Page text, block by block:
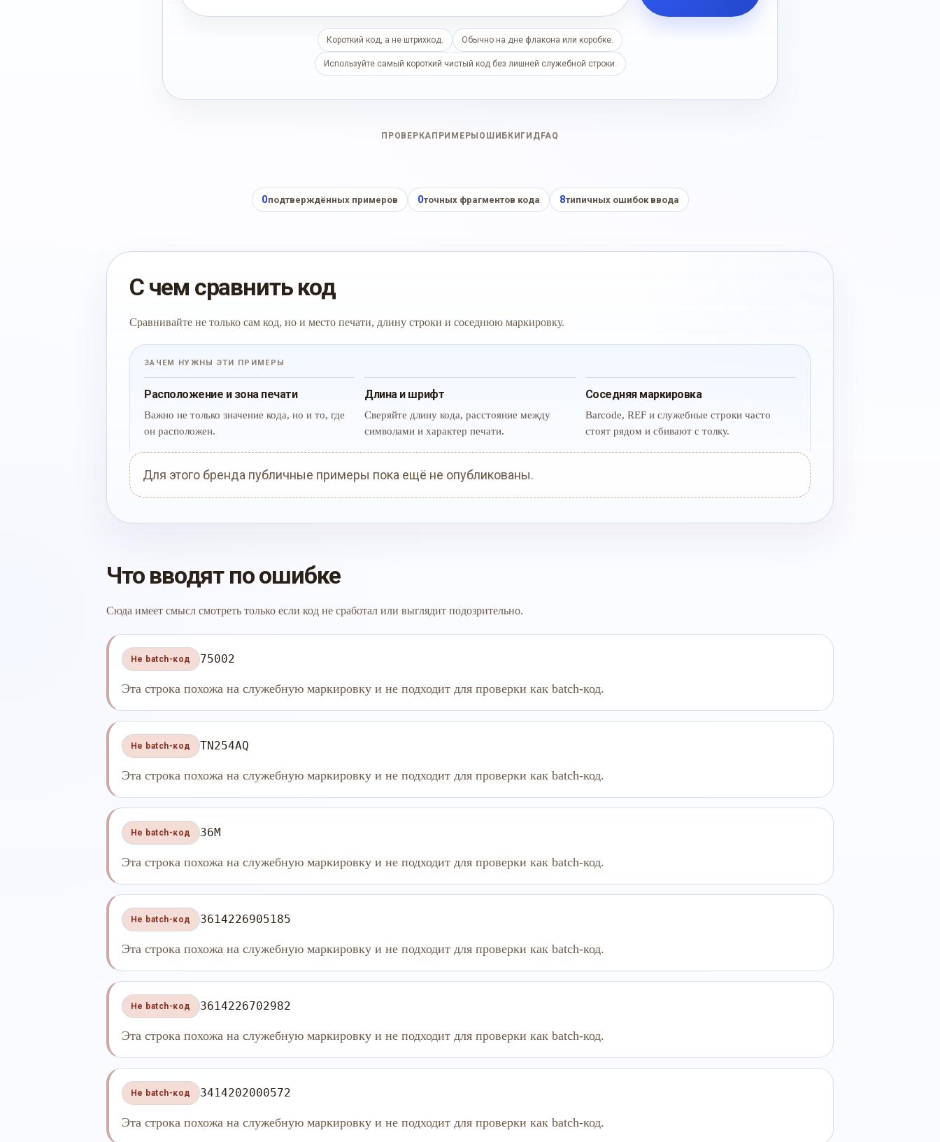
Короткий код, а не штрихкод. Обычно на дне флакона или коробке.
Используйте самый короткий чистый код без лишней служебной строки.
ПРОВЕРКА ПРИМЕРЫ ОШИБКИ ГИД FAQ
0подтверждённых примеров 0точных фрагментов кода 8типичных ошибок ввода
С чем сравнить код
Сравнивайте не только сам код, но и место печати, длину строки и соседнюю маркировку.
ЗАЧЕМ НУЖНЫ ЭТИ ПРИМЕРЫ
Расположение и зона печати
Важно не только значение кода, но и то, где
он расположен.
Длина и шрифт
Сверяйте длину кода, расстояние между
символами и характер печати.
Соседняя маркировка
Barcode, REF и служебные строки часто
стоят рядом и сбивают с толку.
Для этого бренда публичные примеры пока ещё не опубликованы.
Что вводят по ошибке
Сюда имеет смысл смотреть только если код не сработал или выглядит подозрительно.
Не batch-код 75002
Эта строка похожа на служебную маркировку и не подходит для проверки как batch-код.
Не batch-код TN254AQ
Эта строка похожа на служебную маркировку и не подходит для проверки как batch-код.
Не batch-код 36M
Эта строка похожа на служебную маркировку и не подходит для проверки как batch-код.
Не batch-код 3614226905185
Эта строка похожа на служебную маркировку и не подходит для проверки как batch-код.
Не batch-код 3614226702982
Эта строка похожа на служебную маркировку и не подходит для проверки как batch-код.
Не batch-код 3414202000572
Эта строка похожа на служебную маркировку и не подходит для проверки как batch-код.